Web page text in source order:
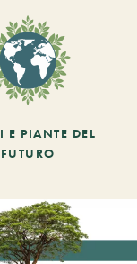
E PIANTE DEL
FUTURO